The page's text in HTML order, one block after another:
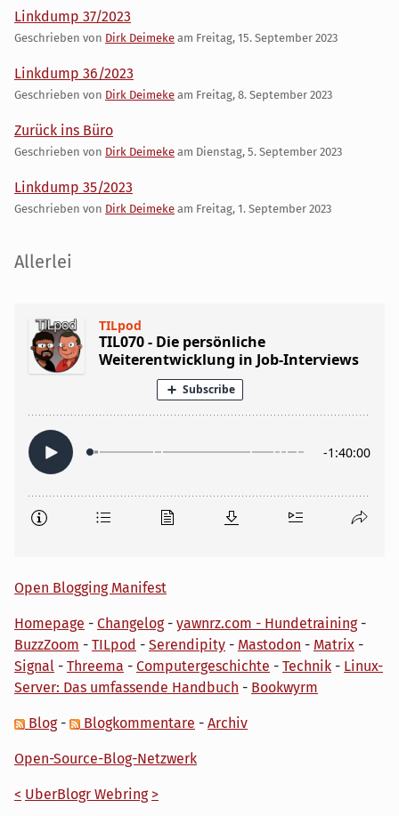
Linkdump 37/2023
Geschrieben von Dirk Deimeke am Freitag, 15. September 2023
Linkdump 36/2023
Geschrieben von Dirk Deimeke am Freitag, 8. September 2023
Zurück ins Büro
Geschrieben von Dirk Deimeke am Dienstag, 5. September 2023
Linkdump 35/2023
Geschrieben von Dirk Deimeke am Freitag, 1. September 2023
Seitenleiste
Allerlei
Open Blogging Manifest
Homepage - Changelog- yawnrz.com - Hundetraining-
BuzzZoom - TILpod - Serendipity - Mastodon - Matrix -
Signal - Threema - Computergeschichte - Technik - Linux-
Server: Das umfassende Handbuch - Bookwyrm
Blog- Blogkommentare - Archiv
Open-Source-Blog-Netzwerk
< UberBlogr Webring >